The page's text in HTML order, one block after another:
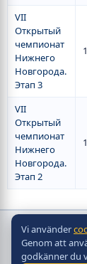
VII
Открытый
чемпионат
Нижнего
Новгорода.
Этап 3
VII
Открытый
чемпионат
Нижнего
Новгорода.
Этап 2
Vi använder
Genom att
godkänner du